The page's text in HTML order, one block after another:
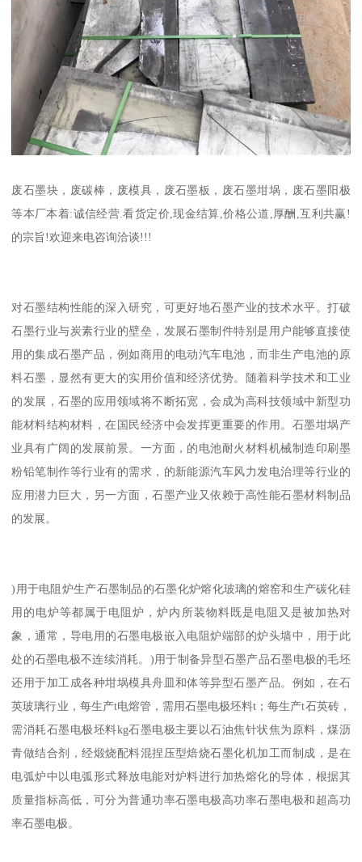
废石墨块，废碳棒，废模具，废石墨板，废石墨坩埚，废石墨阳极
等本厂本着:诚信经营.看货定价,现金结算,价格公道,厚酬,互利共赢!
的宗旨!欢迎来电咨询洽谈!!!
对石墨结构性能的深入研究，可更好地石墨产业的技术水平。打破
石墨行业与炭素行业的壁垒，发展石墨制件特别是用户能够直接使
用的集成石墨产品，例如商用的电动汽车电池，而非生产电池的原
料石墨，显然有更大的实用价值和经济优势。随着科学技术和工业
的发展，石墨的应用领域将不断拓宽，会成为高科技领域中新型功
能材料结构材料，在国民经济中会发挥更重要的作用。石墨坩埚产
业具有广阔的发展前景。一方面，的电池耐火材料机械制造印刷墨
粉铅笔制作等行业有的需求，的新能源汽车风力发电治理等行业的
应用潜力巨大，另一方面，石墨产业又依赖于高性能石墨材料制品
的发展。
)用于电阻炉生产石墨制品的石墨化炉熔化玻璃的熔窑和生产碳化硅
用的电炉等都属于电阻炉，炉内所装物料既是电阻又是被加热对
象，通常，导电用的石墨电极嵌入电阻炉端部的炉头墙中，用于此
处的石墨电极不连续消耗。)用于制备异型石墨产品石墨电极的毛坯
还用于加工成各种坩埚模具舟皿和体等异型石墨产品。例如，在石
英玻璃行业，每生产t电熔管，需用石墨电极坯料t；每生产t石英砖，
需消耗石墨电极坯料kg石墨电极主要以石油焦针状焦为原料，煤沥
青做结合剂，经煅烧配料混捏压型焙烧石墨化机加工而制成，是在
电弧炉中以电弧形式释放电能对炉料进行加热熔化的导体，根据其
质量指标高低，可分为普通功率石墨电极高功率石墨电极和超高功
率石墨电极。